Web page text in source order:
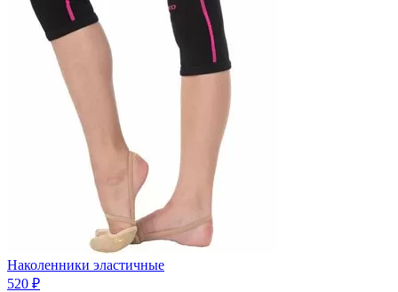
Наколенники эластичные
520 ₽